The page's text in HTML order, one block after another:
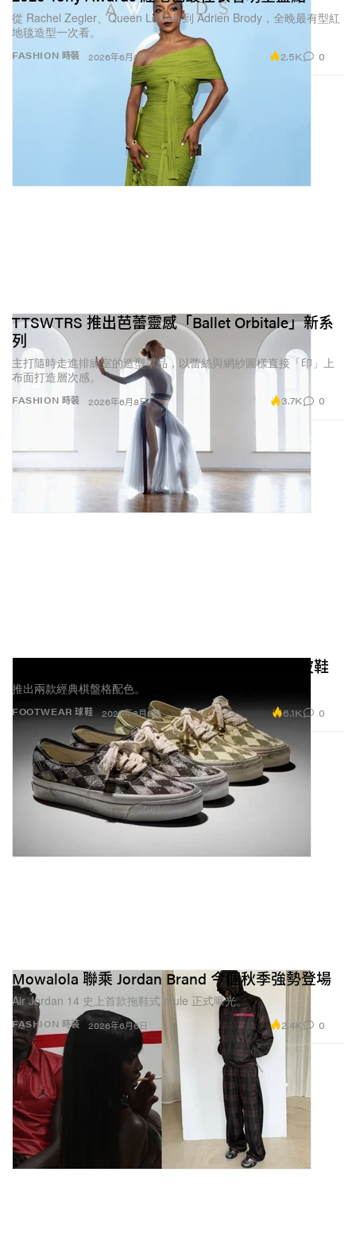
FASHION 時裝
從 Rachel Zegler、Queen Latifah 到 Adrien Brody，全晚最有型紅
地毯造型一次看。
2026年6月8日 2.5K 0
FASHION 時裝
TTSWTRS 推出芭蕾靈感「Ballet Orbitale」新系
列
主打隨時走進排練室的造型單品，以蕾絲與網紗圖樣直接「印」上
布面打造層次感。
2026年6月8日 3.7K 0
FOOTWEAR 球鞋
Paura x Vans 全新聯乘：滿佈釘環的龐克風波鞋
推出兩款經典棋盤格配色。
2026年6月6日 6.1K 0
FASHION 時裝
Mowalola 聯乘 Jordan Brand 今個秋季強勢登場
Air Jordan 14 史上首款拖鞋式 mule 正式曝光。
2026年6月6日 2.4K 0